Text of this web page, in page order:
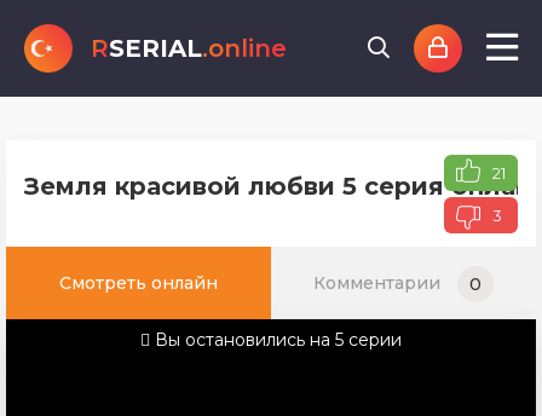
RSERIAL.online
Земля красивой любви 5 серия 21
3
Смотреть онлайн Комментарии 0
Вы остановились на 5 серии